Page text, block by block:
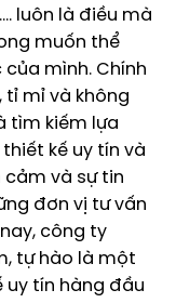
luôn là điều mà
muốn thể
mình. Chính
tỉ mỉ và không
tìm kiếm lựa
kế uy tín và
cảm và sự tin
đơn vị tư vấn
công ty
tự hào là một
uy tín hàng đầu